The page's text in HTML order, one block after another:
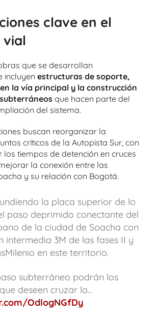
clave en el
que se desarrollan
incluyen estructuras de soporte,
la vía principal y la construcción
que hacen parte del
del sistema.
buscan reorganizar la
críticos de la Autopista Sur, con
los tiempos de detención en cruces
la conexión entre las
y su relación con Bogotá.
la placa superior de lo
paso deprimido conectante del
de la ciudad de Soacha con
intermedia 3M de las fases II y
en este territorio.
subterráneo podrán los
deseen cruzar la…
OdlogNGfDy